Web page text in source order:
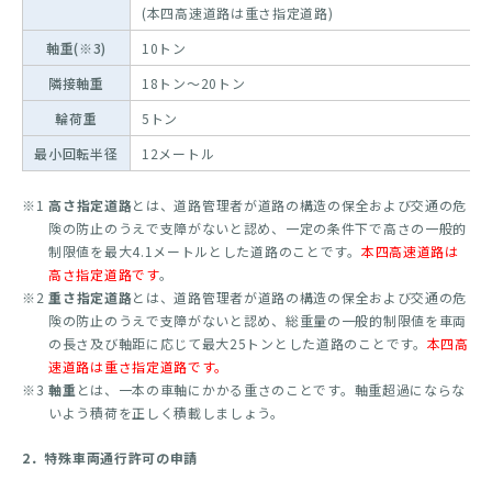
(本四高速道路は重さ指定道路)
軸重(※3)
10トン
隣接軸重
18トン～20トン
輪荷重
5トン
最小回転半径
12メートル
※1高さ指定道路とは、道路管理者が道路の構造の保全および交通の危
険の防止のうえで支障がないと認め、一定の条件下で高さの一般的
制限値を最大4.1メートルとした道路のことです。 本四高速道路は
高さ指定道路です。
※2重さ指定道路とは、道路管理者が道路の構造の保全および交通の危
険の防止のうえで支障がないと認め、総重量の一般的制限値を車両
の長さ及び軸距に応じて最大25トンとした道路のことです。 本四高
速道路は重さ指定道路です。
※3軸重 とは、一本の車軸にかかる重さのことです。軸重超過にならな
いよう積荷を正しく積載しましょう。
2．特殊車両通行許可の申請